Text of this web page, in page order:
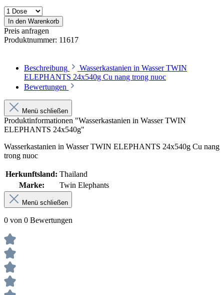
In den Warenkorb
Preis anfragen
Produktnummer: 11617
Beschreibung
Wasserkastanien in Wasser TWIN
ELEPHANTS 24x540g Cu nang trong nuoc
Bewertungen
Menü schließen
Produktinformationen "Wasserkastanien in Wasser TWIN
ELEPHANTS 24x540g"
Wasserkastanien in Wasser TWIN ELEPHANTS 24x540g Cu nang
trong nuoc
Herkunftsland: Thailand
Marke:
Twin Elephants
Menü schließen
0 von 0 Bewertungen